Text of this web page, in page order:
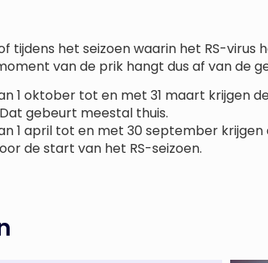
tijdens het seizoen waarin het RS-virus
van de prik hangt dus af van de
1 oktober tot en met 31 maart krijgen
gebeurt meestal thuis.
1 april tot en met 30 september krijgen
de start van het RS-seizoen.